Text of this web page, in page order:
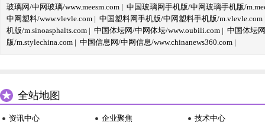
玻璃网/中网玻璃/www.meesm.com | 中国玻璃网手机版/中网玻璃手机版/
中网塑料/www.vlevle.com | 中国塑料网手机版/中网塑料手机版/m.vlevle.com
机版/m.sinoasphalts.com | 中国体坛网/中网体坛/www.oubili.com | 中国体坛
版/m.stylechina.com | 中国信息网/中网信息/www.chinanews360.com |
全站地图
资讯中心 企业聚焦 技术中心